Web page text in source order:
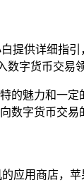
提供详细指
字货币交易
魅力和一
字货币交
用商店，